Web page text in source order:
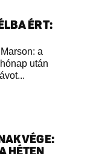
ÉRT:
a
után
VÉGE: